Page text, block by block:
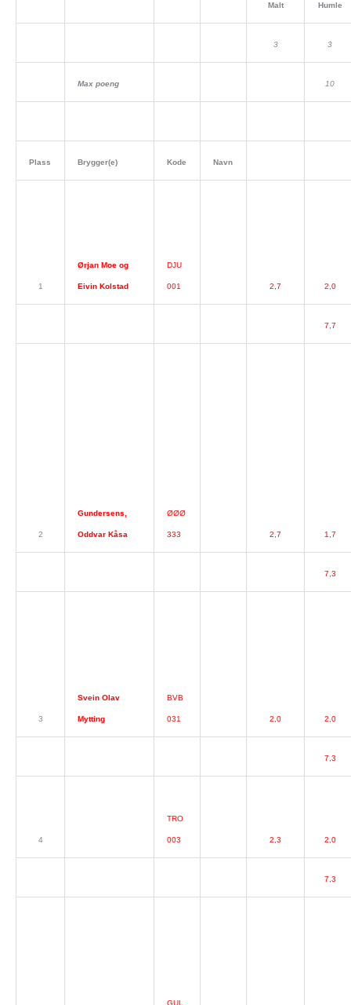
Malt Humle
3 3
Max poeng 10
Plass Brygger(e) Kode Navn
1
Ørjan Moe og
Eivin Kolstad
DJU
001 2,7 2,0
7,7
2
Gundersens,
Oddvar Kåsa
ØØØ
333 2,7 1,7
7,3
3
Svein Olav
Mytting
BVB
031 2,0 2,0
7,3
4
TRO
003 2,3 2,0
7,3
GUL